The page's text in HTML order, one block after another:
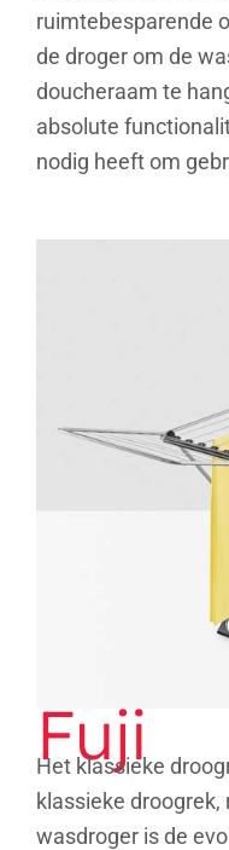
ruimtebesparende
de droger om de
doucheraam te
absolute
nodig heeft om
Fuji
Het klassieke
klassieke
wasdroger is de